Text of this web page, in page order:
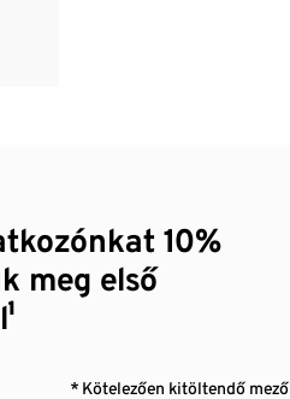
10%
meg első
* Kötelezően kitöltendő mező